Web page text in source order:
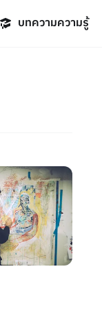
บทความความรู้